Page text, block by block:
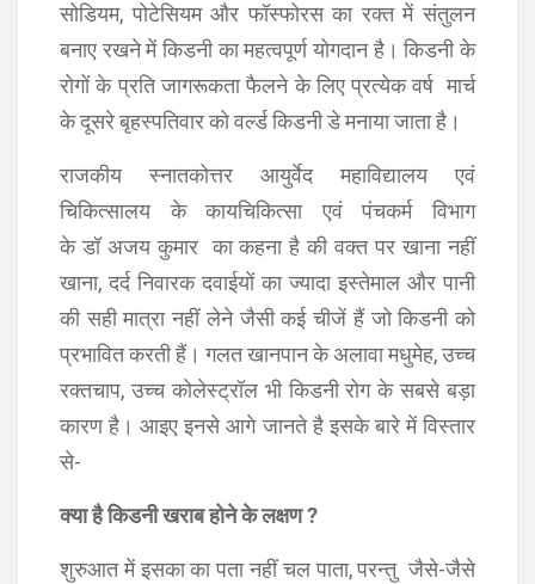
सोडियम, पोटेसियम और फॉस्फोरस का रक्त में संतुलन
बनाए रखने में किडनी का महत्वपूर्ण योगदान है। किडनी के
रोगों के प्रति जागरूकता फैलने के लिए प्रत्येक वर्ष मार्च
के दूसरे बृहस्पतिवार को वर्ल्ड किडनी डे मनाया जाता है।
राजकीय स्नातकोत्तर आयुर्वेद महाविद्यालय एवं
चिकित्सालय के कायचिकित्सा एवं पंचकर्म विभाग
के डॉ अजय कुमार का कहना है की वक्त पर खाना नहीं
खाना, दर्द निवारक दवाईयों का ज्यादा इस्तेमाल और पानी
की सही मात्रा नहीं लेने जैसी कई चीजें हैं जो किडनी को
प्रभावित करती हैं। गलत खानपान के अलावा मधुमेह, उच्च
रक्तचाप, उच्च कोलेस्ट्रॉल भी किडनी रोग के सबसे बड़ा
कारण है। आइए इनसे आगे जानते है इसके बारे में विस्तार
से-
क्या है किडनी खराब होने के लक्षण ?
शुरुआत में इसका का पता नहीं चल पाता, परन्तु जैसे-जैसे